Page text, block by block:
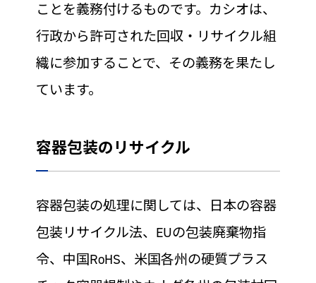
ことを義務付けるものです。カシオは、
行政から許可された回収・リサイクル組
織に参加することで、その義務を果たし
ています。
容器包装のリサイクル
容器包装の処理に関しては、日本の容器
包装リサイクル法、EUの包装廃棄物指
令、中国RoHS、米国各州の硬質プラス